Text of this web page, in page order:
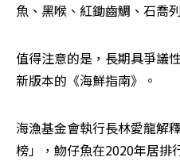
魚、黑喉、紅鋤齒鯛、石喬
值得注意的是，長期具爭議
新版本的《海鮮指南》。
海漁基金會執行長林愛龍解
榜」，魩仔魚在2020年居排